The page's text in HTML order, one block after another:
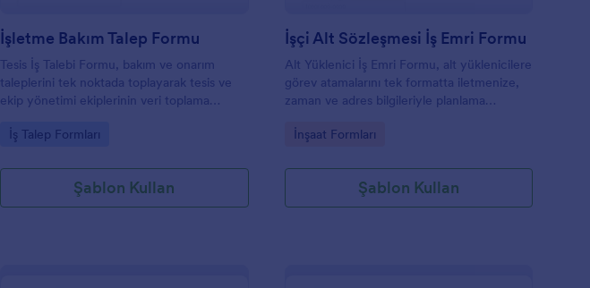
İşletme Bakım Talep Formu
Tesis İş Talebi Formu, bakım ve onarım
taleplerini tek noktada toplayarak tesis ve
ekip yönetimi ekiplerinin veri toplama
düzenli takip etmesine yardımcı olur.
Go to Category:
İş Talep Formları
Şablon Kullan
İşçi Alt Sözleşmesi İş Emri Formu
Alt Yüklenici İş Emri Formu, alt yüklenicilere
görev atamalarını tek formatta iletmenize,
zaman ve adres bilgileriyle planlama
toplama sürecini düzenli yönetmenize
Go to Category:
İnşaat Formları
Şablon Kullan